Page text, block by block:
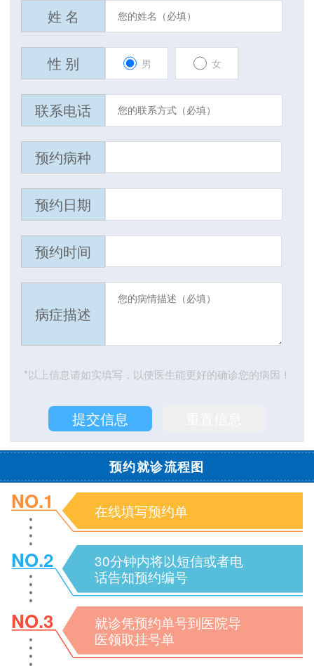
姓 名
性 别 男 女
联系电话
预约病种
预约日期
预约时间
病症描述
*以上信息请如实填写，以便医生能更好的确诊您的病因！
预约就诊流程图
NO.1 在线填写预约单
NO.2
30分钟内将以短信或者电
话告知预约编号
NO.3
就诊凭预约单号到医院导
医领取挂号单